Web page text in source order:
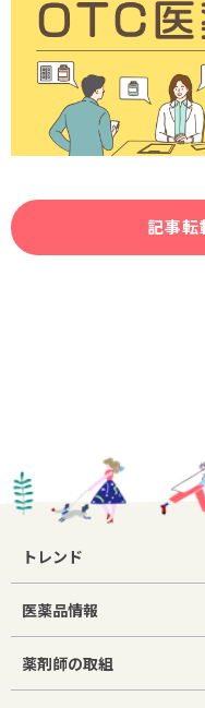
記事転
トレンド
医薬品情報
薬剤師の取組